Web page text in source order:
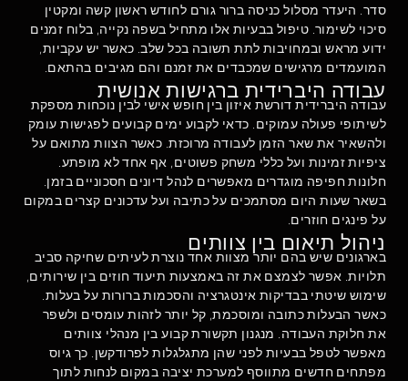
סדר. היעדר מסלול כניסה ברור גורם לחודש ראשון קשה ומקטין
סיכוי לשימור. טיפול בבעיות אלו מתחיל בשפה נקייה, בלוח זמנים
ידוע מראש ובמחויבות לתת תשובה בכל שלב. כאשר יש עקביות,
המועמדים מרגישים שמכבדים את זמנם והם מגיבים בהתאם.
עבודה היברידית ברגישות אנושית
עבודה היברידית דורשת איזון בין חופש אישי לבין נוכחות מספקת
לשיתופי פעולה עמוקים. כדאי לקבוע ימים קבועים לפגישות עומק
ולהשאיר את שאר הזמן לעבודה מרוכזת. כאשר הצוות מתואם על
ציפיות זמינות ועל כללי משחק פשוטים, אף אחד לא מופתע.
חלונות חפיפה מוגדרים מאפשרים לנהל דיונים חסכוניים בזמן.
בשאר שעות היום מסתמכים על כתיבה ועל עדכונים קצרים במקום
על פינגים חוזרים.
ניהול תיאום בין צוותים
בארגונים שיש בהם יותר מצוות אחד נוצרת לעיתים שחיקה סביב
תלויות. אפשר לצמצם את זה באמצעות תיעוד חוזים בין שירותים,
שימוש שיטתי בבדיקות אינטגרציה והסכמות ברורות על בעלות.
כאשר הבעלות כתובה ומוסכמת, קל יותר לזהות עומסים ולשפר
את חלוקת העבודה. מנגנון תקשורת קבוע בין מנהלי צוותים
מאפשר לטפל בבעיות לפני שהן מתגלגלות לפרודקשן. כך גיוס
מפתחים חדשים מתווסף למערכת יציבה במקום לנחות לתוך